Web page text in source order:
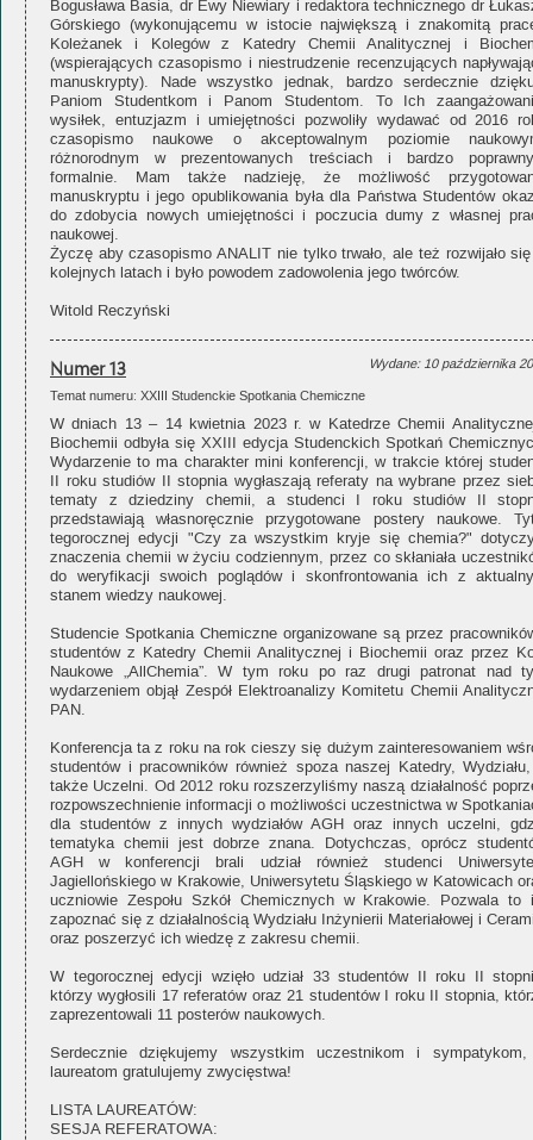
Bogusława Basia, dr Ewy Niewiary i redaktora technicznego dr
Górskiego (wykonującemu w istocie największą i znakomitą
Koleżanek i Kolegów z Katedry Chemii Analitycznej i
(wspierających czasopismo i niestrudzenie recenzujących
manuskrypty). Nade wszystko jednak, bardzo serdecznie
Paniom Studentkom i Panom Studentom. To Ich
wysiłek, entuzjazm i umiejętności pozwoliły wydawać od 2016
czasopismo naukowe o akceptowalnym poziomie
różnorodnym w prezentowanych treściach i bardzo
formalnie. Mam także nadzieję, że możliwość
manuskryptu i jego opublikowania była dla Państwa Studentów
do zdobycia nowych umiejętności i poczucia dumy z własnej
naukowej.
Życzę aby czasopismo ANALIT nie tylko trwało, ale też rozwijało
kolejnych latach i było powodem zadowolenia jego twórców.
Witold Reczyński
Numer 13
Wydane: 10 października
Temat numeru: XXIII Studenckie Spotkania Chemiczne
W dniach 13 – 14 kwietnia 2023 r. w Katedrze Chemii
Biochemii odbyła się XXIII edycja Studenckich Spotkań
Wydarzenie to ma charakter mini konferencji, w trakcie której
II roku studiów II stopnia wygłaszają referaty na wybrane przez
tematy z dziedziny chemii, a studenci I roku studiów II
przedstawiają własnoręcznie przygotowane postery naukowe.
tegorocznej edycji "Czy za wszystkim kryje się chemia?"
znaczenia chemii w życiu codziennym, przez co skłaniała
do weryfikacji swoich poglądów i skonfrontowania ich z
stanem wiedzy naukowej.
Studencie Spotkania Chemiczne organizowane są przez
studentów z Katedry Chemii Analitycznej i Biochemii oraz przez
Naukowe „AllChemia”. W tym roku po raz drugi patronat nad
wydarzeniem objął Zespół Elektroanalizy Komitetu Chemii
PAN.
Konferencja ta z roku na rok cieszy się dużym zainteresowaniem
studentów i pracowników również spoza naszej Katedry,
także Uczelni. Od 2012 roku rozszerzyliśmy naszą działalność
rozpowszechnienie informacji o możliwości uczestnictwa w
dla studentów z innych wydziałów AGH oraz innych uczelni,
tematyka chemii jest dobrze znana. Dotychczas, oprócz
AGH w konferencji brali udział również studenci
Jagiellońskiego w Krakowie, Uniwersytetu Śląskiego w Katowicach
uczniowie Zespołu Szkół Chemicznych w Krakowie. Pozwala to
zapoznać się z działalnością Wydziału Inżynierii Materiałowej i
oraz poszerzyć ich wiedzę z zakresu chemii.
W tegorocznej edycji wzięło udział 33 studentów II roku II
którzy wygłosili 17 referatów oraz 21 studentów I roku II stopnia,
zaprezentowali 11 posterów naukowych.
Serdecznie dziękujemy wszystkim uczestnikom i
laureatom gratulujemy zwycięstwa!
LISTA LAUREATÓW:
SESJA REFERATOWA: